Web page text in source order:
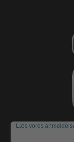
Læs vores